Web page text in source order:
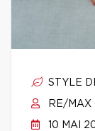
STYLE
RE/MAX
10 MAI